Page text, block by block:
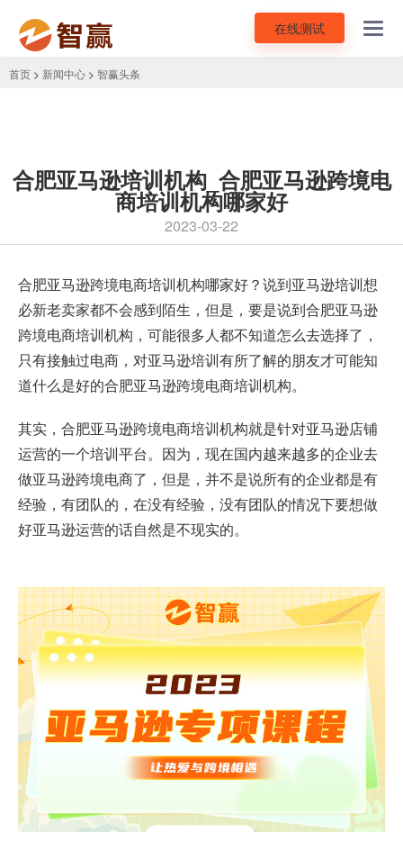
在线测试
首页 > 新闻中心 > 智赢头条
合肥亚马逊培训机构_合肥亚马逊跨境电
商培训机构哪家好
2023-03-22
合肥亚马逊跨境电商培训机构哪家好？说到亚马逊培训想
必新老卖家都不会感到陌生，但是，要是说到合肥亚马逊
跨境电商培训机构，可能很多人都不知道怎么去选择了，
只有接触过电商，对亚马逊培训有所了解的朋友才可能知
道什么是好的合肥亚马逊跨境电商培训机构。
其实，合肥亚马逊跨境电商培训机构就是针对亚马逊店铺
运营的一个培训平台。因为，现在国内越来越多的企业去
做亚马逊跨境电商了，但是，并不是说所有的企业都是有
经验，有团队的，在没有经验，没有团队的情况下要想做
好亚马逊运营的话自然是不现实的。